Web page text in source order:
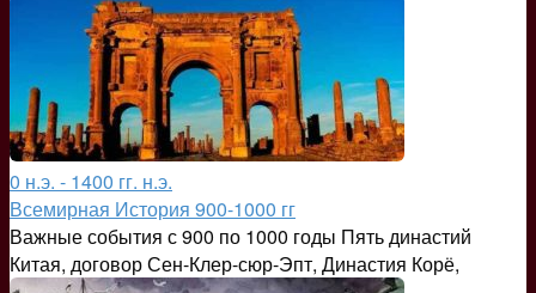
0 н.э. - 1400 гг. н.э.
Всемирная История 900-1000 гг
Важные события с 900 по 1000 годы Пять династий
Китая, договор Сен-Клер-сюр-Эпт, Династия Корё,